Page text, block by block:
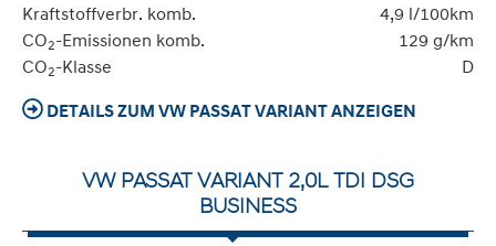
Kraftstoffverbr. komb.
4,9 l/100km
CO2-Emissionen komb.
129 g/km
CO2-Klasse D
DETAILS ZUM VW PASSAT VARIANT ANZEIGEN
VW PASSAT VARIANT 2,0L TDI DSG
BUSINESS